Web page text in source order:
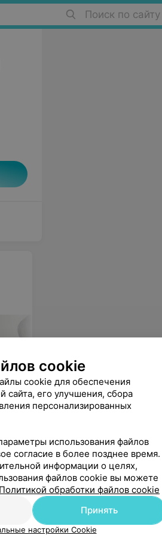
Поиск по сайту
безаммиачное
волос
длинных
от 75
cookie
cookie для обеспечения
сайта, его улучшения, сбора
персонализированных
использования файлов
согласие в более позднее время.
информации о целях,
файлов cookie вы можете
Политикой обработки файлов cookie
Принять
настройки Cookie